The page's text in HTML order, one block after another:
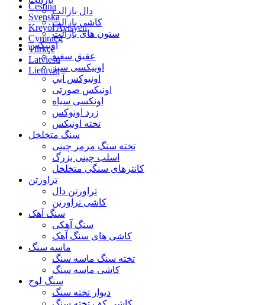
Čeština
Svenska
Kreyòl Ayisyen
Cymraeg
Türkçe
Latviešu
Lietuvių
دال بازالت
کاشی بازالت
ستون های بازالت
اونیکس
عقیق سفید
اونيکسی سبز
اونيوکس آبي
اونیکس صورتی
اونکسی سیاه
زرد اونوکس
تخته اونیکس
سنگ متخلخل
تخته سنگ مرمر چینی
اسلب چینی بزرگ
کانترهای سنگی متخلخل
تراورتن
تراورتن دال
کاشی تراورتن
سنگ آهک
سنگ آهکی
کاشی های سنگ آهک
ماسه سنگ
تخته سنگ ماسه سنگ
کاشی ماسه سنگ
سنگ لوح
دیوار تخته سنگ